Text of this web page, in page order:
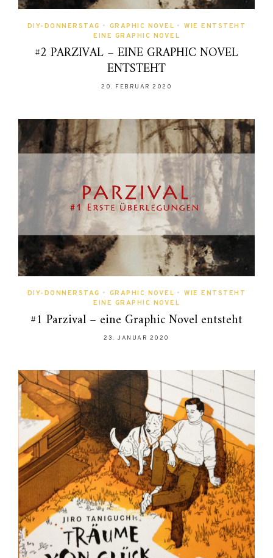
DIY-DONNERSTAG • GRAPHIC NOVEL • WIE ENTSTEHT
EINE GRAPHIC NOVEL
#2 PARZIVAL – EINE GRAPHIC NOVEL
ENTSTEHT
20. FEBRUAR 2020
DIY-DONNERSTAG • GRAPHIC NOVEL • WIE ENTSTEHT
EINE GRAPHIC NOVEL
#1 Parzival – eine Graphic Novel entsteht
23. JANUAR 2020